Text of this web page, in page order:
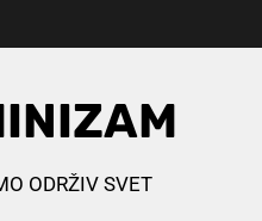
ODRŽIV SVET